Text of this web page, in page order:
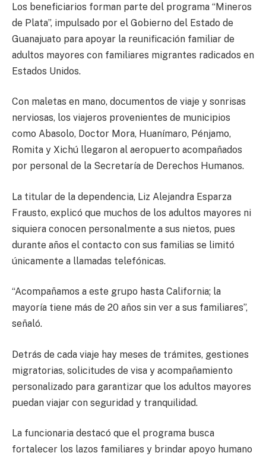
Los beneficiarios forman parte del programa “Mineros
de Plata”, impulsado por el Gobierno del Estado de
Guanajuato para apoyar la reunificación familiar de
adultos mayores con familiares migrantes radicados en
Estados Unidos.
Con maletas en mano, documentos de viaje y sonrisas
nerviosas, los viajeros provenientes de municipios
como Abasolo, Doctor Mora, Huanímaro, Pénjamo,
Romita y Xichú llegaron al aeropuerto acompañados
por personal de la Secretaría de Derechos Humanos.
La titular de la dependencia, Liz Alejandra Esparza
Frausto, explicó que muchos de los adultos mayores ni
siquiera conocen personalmente a sus nietos, pues
durante años el contacto con sus familias se limitó
únicamente a llamadas telefónicas.
“Acompañamos a este grupo hasta California; la
mayoría tiene más de 20 años sin ver a sus familiares”,
señaló.
Detrás de cada viaje hay meses de trámites, gestiones
migratorias, solicitudes de visa y acompañamiento
personalizado para garantizar que los adultos mayores
puedan viajar con seguridad y tranquilidad.
La funcionaria destacó que el programa busca
fortalecer los lazos familiares y brindar apoyo humano